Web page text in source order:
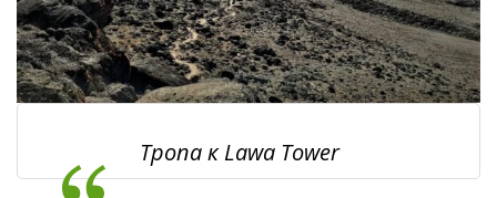
Тропа к Lawa Tower